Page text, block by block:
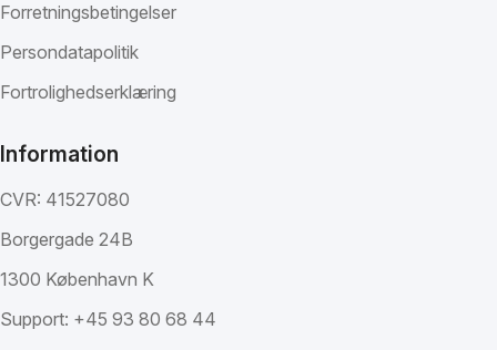
Forretningsbetingelser
Persondatapolitik
Fortrolighedserklæring
Information
CVR: 41527080
Borgergade 24B
1300 København K
Support: +45 93 80 68 44